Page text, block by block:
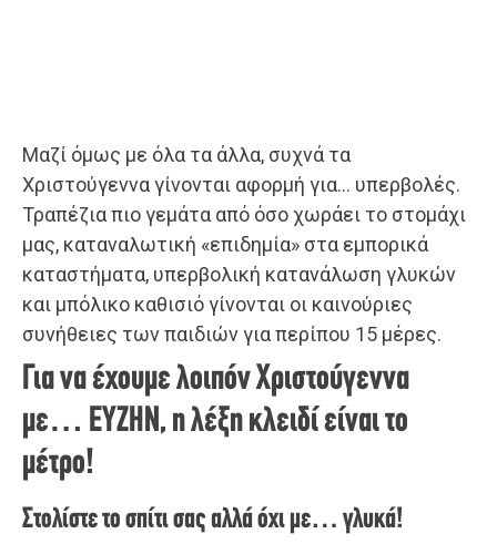
Μαζί όμως με όλα τα άλλα, συχνά τα
Χριστούγεννα γίνονται αφορμή για… υπερβολές.
Τραπέζια πιο γεμάτα από όσο χωράει το στομάχι
μας, καταναλωτική «επιδημία» στα εμπορικά
καταστήματα, υπερβολική κατανάλωση γλυκών
και μπόλικο καθισιό γίνονται οι καινούριες
συνήθειες των παιδιών για περίπου 15 μέρες.
Για να έχουμε λοιπόν Χριστούγεννα
με… ΕΥΖΗΝ, η λέξη κλειδί είναι το
μέτρο!
Στολίστε το σπίτι σας αλλά όχι με… γλυκά!